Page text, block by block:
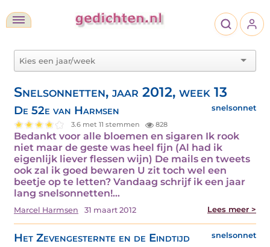
Snelsonnetten, jaar 2012, week 13
De 52e van Harmsen snelsonnet
3.6 met 11 stemmen 828
Bedankt voor alle bloemen en sigaren Ik rook
niet maar de geste was heel fijn (Al had ik
eigenlijk liever flessen wijn) De mails en tweets
ook zal ik goed bewaren U zit toch wel een
beetje op te letten? Vandaag schrijf ik een jaar
lang snelsonnetten!…
Marcel Harmsen 31 maart 2012 Lees meer >
Het Zevengesternte en de Eindtijd snelsonnet